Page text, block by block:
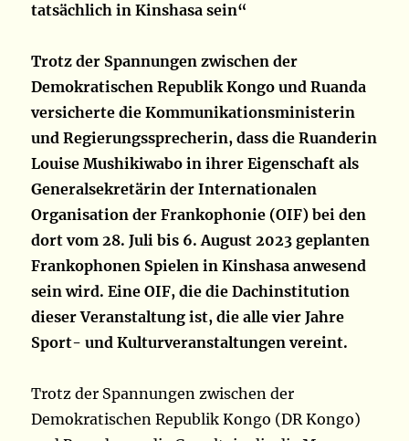
tatsächlich in Kinshasa sein“
Trotz der Spannungen zwischen der
Demokratischen Republik Kongo und Ruanda
versicherte die Kommunikationsministerin
und Regierungssprecherin, dass die Ruanderin
Louise Mushikiwabo in ihrer Eigenschaft als
Generalsekretärin der Internationalen
Organisation der Frankophonie (OIF) bei den
dort vom 28. Juli bis 6. August 2023 geplanten
Frankophonen Spielen in Kinshasa anwesend
sein wird. Eine OIF, die die Dachinstitution
dieser Veranstaltung ist, die alle vier Jahre
Sport- und Kulturveranstaltungen vereint.
Trotz der Spannungen zwischen der
Demokratischen Republik Kongo (DR Kongo)